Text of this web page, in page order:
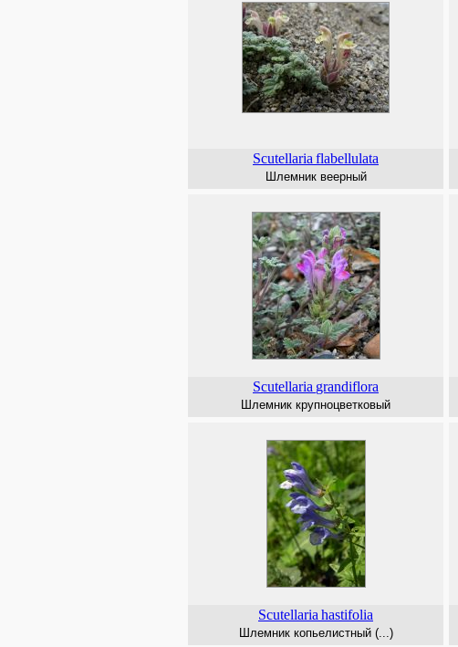
Scutellaria flabellulata
Шлемник веерный
Scutellaria grandiflora
Шлемник крупноцветковый
Scutellaria hastifolia
Шлемник копьелистный (...)